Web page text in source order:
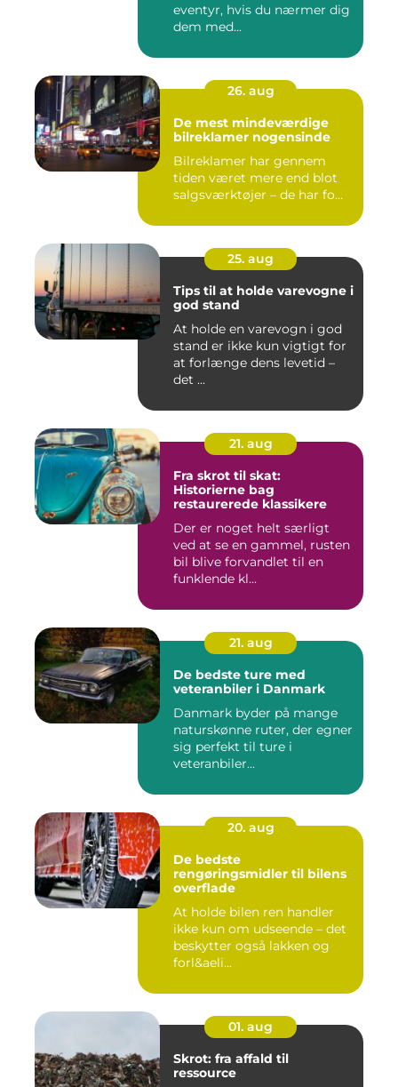
eventyr, hvis du nærmer dig
dem med...
26. aug
De mest mindeværdige
bilreklamer nogensinde
Bilreklamer har gennem
tiden været mere end blot
salgsværktøjer – de har fo...
25. aug
Tips til at holde varevogne i
god stand
At holde en varevogn i god
stand er ikke kun vigtigt for
at forlænge dens levetid –
det ...
21. aug
Fra skrot til skat:
Historierne bag
restaurerede klassikere
Der er noget helt særligt
ved at se en gammel, rusten
bil blive forvandlet til en
funklende kl...
21. aug
De bedste ture med
veteranbiler i Danmark
Danmark byder på mange
naturskønne ruter, der egner
sig perfekt til ture i
veteranbiler...
20. aug
De bedste
rengøringsmidler til bilens
overflade
At holde bilen ren handler
ikke kun om udseende – det
beskytter også lakken og
forl&aeli...
01. aug
Skrot: fra affald til
ressource